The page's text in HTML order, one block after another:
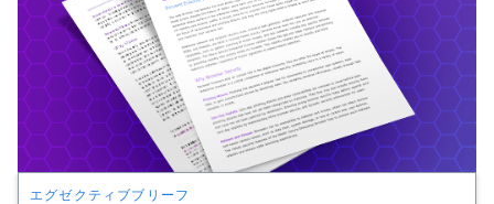
エグゼクティブブリーフ